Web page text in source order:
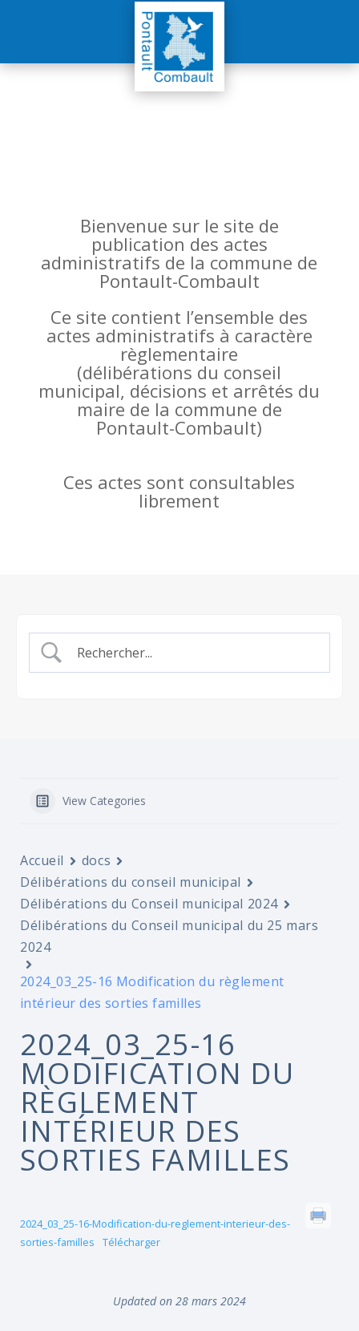
Bienvenue sur le site de
publication des actes
administratifs de la commune de
Pontault-Combault
Ce site contient l’ensemble des
actes administratifs à caractère
règlementaire
(délibérations du conseil
municipal, décisions et arrêtés du
maire de la commune de
Pontault-Combault)
Ces actes sont consultables
librement
View Categories
Accueil
docs
Délibérations du conseil municipal
Délibérations du Conseil municipal 2024
Délibérations du Conseil municipal du 25 mars
2024
2024_03_25-16 Modification du règlement
intérieur des sorties familles
2024_03_25-16
MODIFICATION DU
RÈGLEMENT
INTÉRIEUR DES
SORTIES FAMILLES
2024_03_25-16-Modification-du-reglement-interieur-des-
sorties-familles
Télécharger
Updated on 28 mars 2024